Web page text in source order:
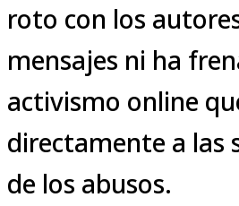
roto con los
mensajes ni ha
activismo online
directamente a las
de los abusos.